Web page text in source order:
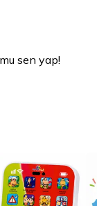
sen yap!